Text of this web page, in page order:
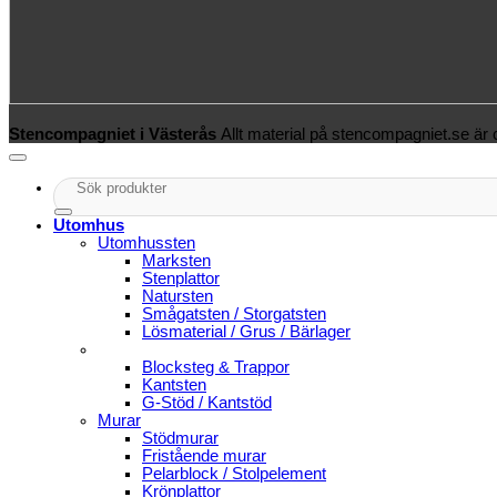
Stencompagniet i Västerås Allt material på stencompagniet.se är
Sök
efter:
Utomhus
Utomhussten
Marksten
Stenplattor
Natursten
Smågatsten / Storgatsten
Lösmaterial / Grus / Bärlager
Blocksteg & Trappor
Kantsten
G-Stöd / Kantstöd
Murar
Stödmurar
Fristående murar
Pelarblock / Stolpelement
Krönplattor